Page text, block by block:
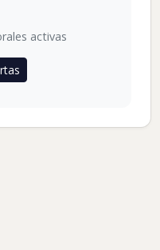
activas